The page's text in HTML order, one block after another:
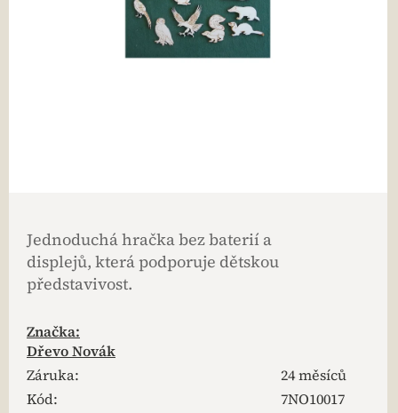
Jednoduchá hračka bez baterií a
displejů, která podporuje dětskou
představivost.
Značka:
Dřevo Novák
Záruka:
24 měsíců
Kód:
7NO10017